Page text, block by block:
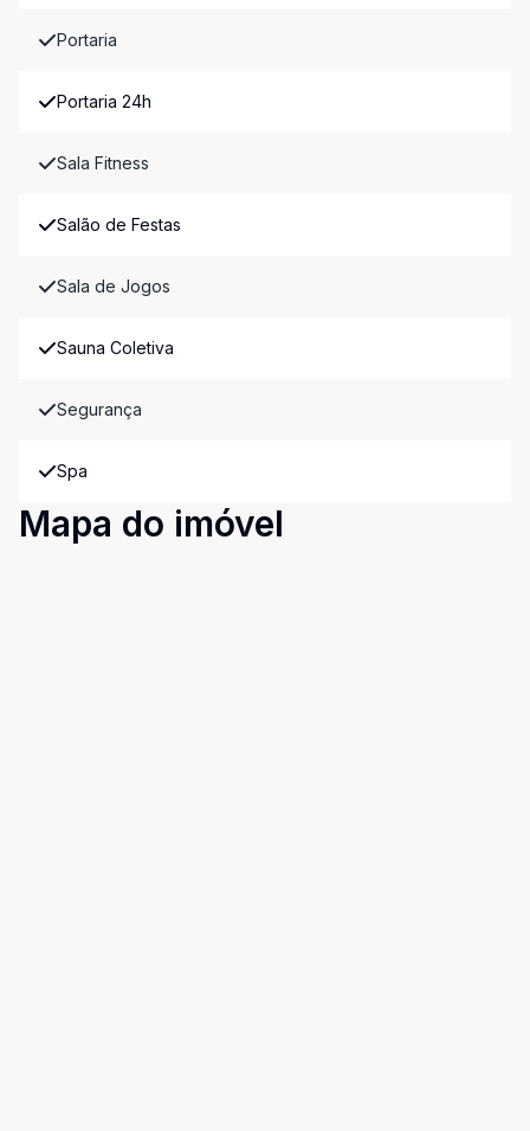
Portaria
Portaria 24h
Sala Fitness
Salão de Festas
Sala de Jogos
Sauna Coletiva
Segurança
Spa
Mapa do imóvel